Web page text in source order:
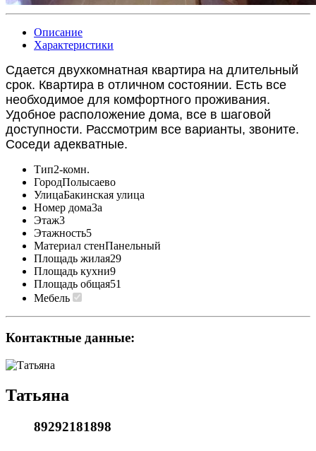
Описание
Характеристики
Сдается двухкомнатная квартира на длительный
срок. Квартира в отличном состоянии. Есть все
необходимое для комфортного проживания.
Удобное расположение дома, все в шаговой
доступности. Рассмотрим все варианты, звоните.
Соседи адекватные.
Тип2-комн.
ГородПолысаево
УлицаБакинская улица
Номер дома3а
Этаж3
Этажность5
Материал стенПанельный
Площадь жилая29
Площадь кухни9
Площадь общая51
Мебель
Контактные данные:
Татьяна
89292181898